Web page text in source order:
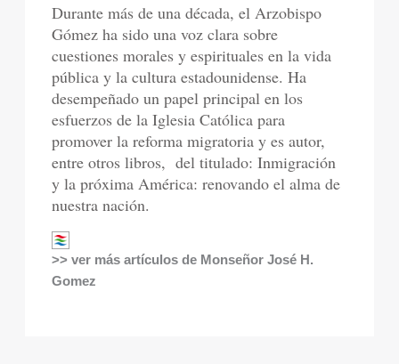
Durante más de una década, el Arzobispo
Gómez ha sido una voz clara sobre
cuestiones morales y espirituales en la vida
pública y la cultura estadounidense. Ha
desempeñado un papel principal en los
esfuerzos de la Iglesia Católica para
promover la reforma migratoria y es autor,
entre otros libros, del titulado: Inmigración
y la próxima América: renovando el alma de
nuestra nación.
>> ver más artículos de Monseñor José H.
Gomez